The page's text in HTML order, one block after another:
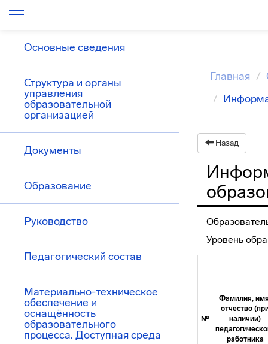
Основные сведения
Структура и органы
управления
образовательной
организацией
Документы
Образование
Руководство
Педагогический состав
Материально-техническое
обеспечение и
оснащённость
образовательного
процесса. Доступная среда
Главная
Назад
Уровень
№
Фамилия,
отчество
наличии)
работника